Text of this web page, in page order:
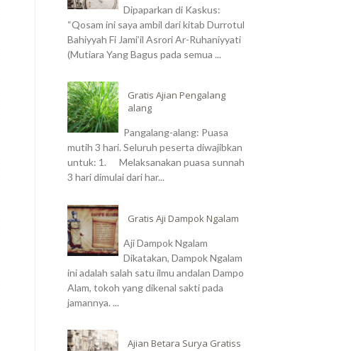
Dipaparkan di Kaskus:
“Qosam ini saya ambil dari kitab Durrotul
Bahiyyah Fi Jami’il Asrori Ar-Ruhaniyyati
(Mutiara Yang Bagus pada semua ...
Gratis Ajian Pengalang
alang
Pangalang-alang: Puasa
mutih 3 hari. Seluruh peserta diwajibkan
untuk: 1. Melaksanakan puasa sunnah
3 hari dimulai dari har...
Gratis Aji Dampok Ngalam
Aji Dampok Ngalam
Dikatakan, Dampok Ngalam
ini adalah salah satu ilmu andalan Dampo
Alam, tokoh yang dikenal sakti pada
jamannya. ...
Ajian Betara Surya Gratiss